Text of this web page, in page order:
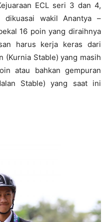
ECL seri 3 dan 4,
dikuasai wakil Anantya –
16 poin yang diraihnya
harus kerja keras dari
(Kurnia Stable) yang masih
atau bahkan gempuran
Stable) yang saat ini